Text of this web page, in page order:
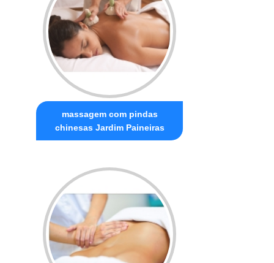
massagem com pindas
chinesas Jardim Paineiras